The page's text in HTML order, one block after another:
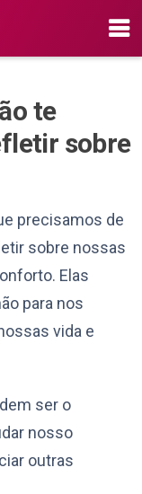
te
sobre
precisamos de
sobre nossas
Elas
para nos
vida e
ser o
nosso
outras